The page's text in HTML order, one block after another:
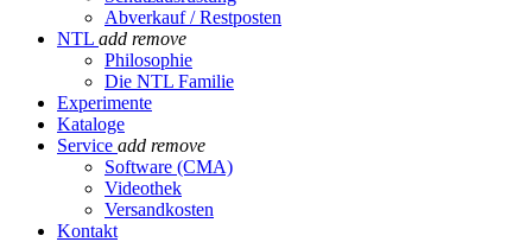
Abverkauf / Restposten
NTL add remove
Philosophie
Die NTL Familie
Experimente
Kataloge
Service add remove
Software (CMA)
Videothek
Versandkosten
Kontakt